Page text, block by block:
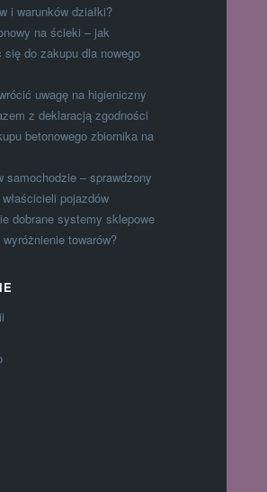
i warunków działki?
na ścieki – jak
się do zakupu dla nowego
uwagę na higieniczny
z deklaracją zgodności
betonowego zbiornika na
samochodzie – sprawdzony
pojazdów
dobrane systemy sklepowe
wyróżnienie towarów?